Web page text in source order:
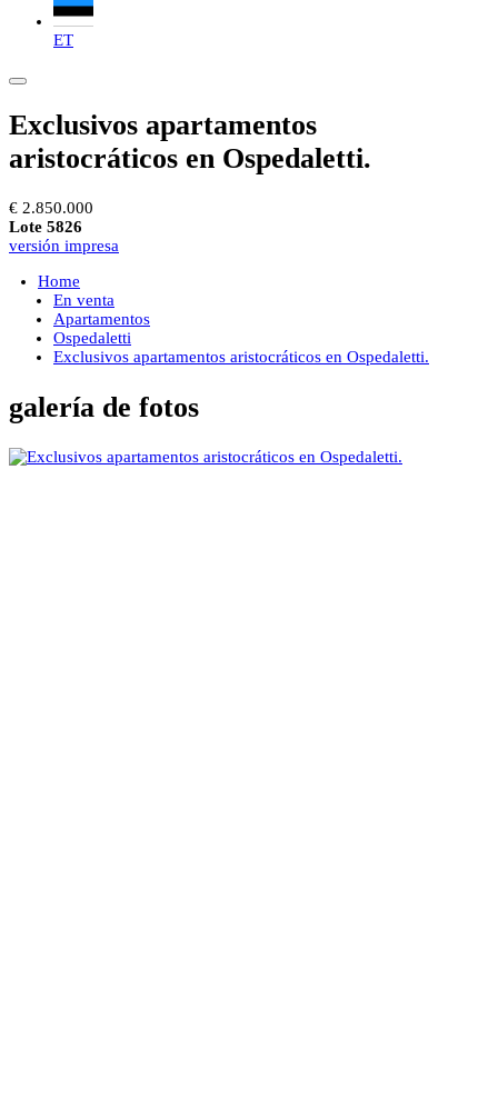
ET
Exclusivos apartamentos
aristocráticos en Ospedaletti.
€ 2.850.000
Lote 5826
versión impresa
Home
En venta
Apartamentos
Ospedaletti
Exclusivos apartamentos aristocráticos en Ospedaletti.
galería de fotos